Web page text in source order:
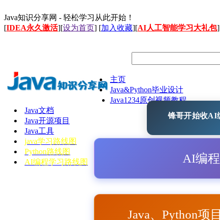
Java知识分享网 - 轻松学习从此开始！
[IDEA永久激活][设为首页] [加入收藏][AI人工智能学习大礼包]
主页
Java&Python毕业设计
Java1234原创视频教程
Java文档
Java开源项目
Java工具
java学习路线图
Python路线图
AI编程学习路线图
锋哥开始收AI
AI编
Java、Python项